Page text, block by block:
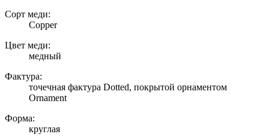
Сорт меди:
Copper
Цвет меди:
медный
Фактура:
точечная фактура Dotted, покрытой орнаментом
Ornament
Форма:
круглая